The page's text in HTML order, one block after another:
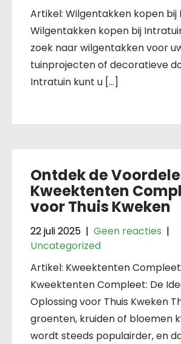
Artikel: Wilgentakken kopen bij
Wilgentakken kopen bij
zoek naar wilgentakken voor
tuinprojecten of decoratieve
Intratuin kunt u […]
Ontdek de
Kweektenten
voor Thuis Kweken
22 juli 2025 | Geen reacties |
Uncategorized
Artikel: Kweektenten Compleet
Kweektenten Compleet: De
Oplossing voor Thuis Kweken
groenten, kruiden of bloemen
wordt steeds populairder, en